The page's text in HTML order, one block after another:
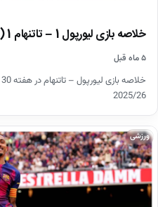
خلاصه بازی لیورپول 1 – تاتنهام 1 (لیگ برتر انگلیس)
۵ ماه قبل
2025/26
ورزشی